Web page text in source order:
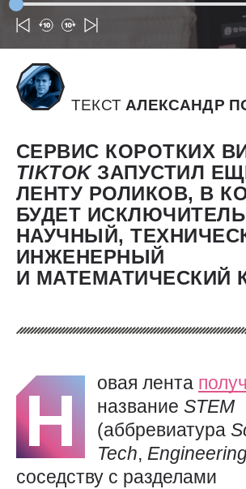
ТЕКСТ АЛЕКСАНДР
СЕРВИС КОРОТКИХ
TIKTOKЗАПУСТИЛ
ЛЕНТУ РОЛИКОВ, В
БУДЕТ
НАУЧНЫЙ,
ИНЖЕНЕРНЫЙ
И МАТЕМАТИЧЕСКИЙ
Н овая лента
название STEM
(аббревиатура
Tech,
соседству с разделами